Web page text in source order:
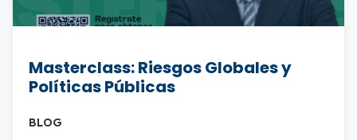
Masterclass: Riesgos Globales y
Políticas Públicas
BLOG